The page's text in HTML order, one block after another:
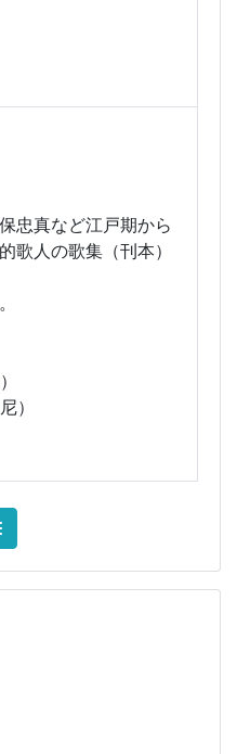
忠真など江戸期から
歌人の歌集（刊本）
尼）